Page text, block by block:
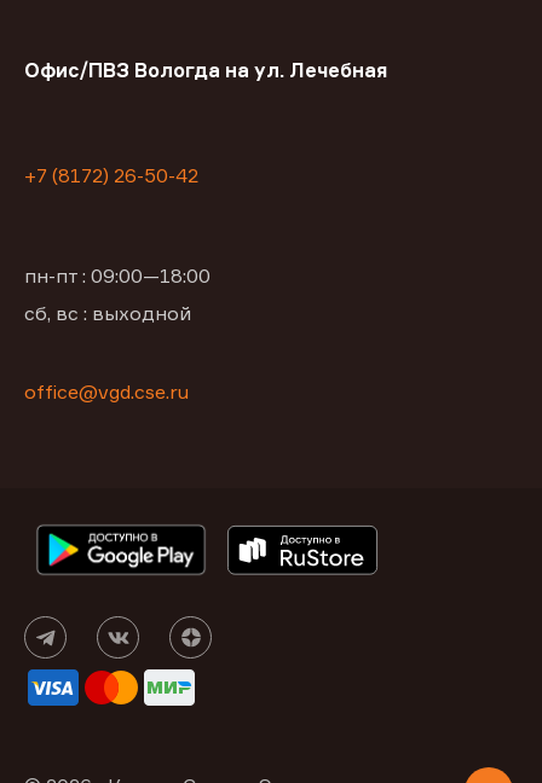
Офис/ПВЗ Вологда на ул. Лечебная
+7 (8172) 26-50-42
пн-пт : 09:00—18:00
сб, вс : выходной
office@vgd.cse.ru